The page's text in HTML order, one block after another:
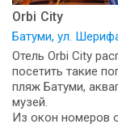
Orbi City
Батуми, ул.
Отель Orbi City
посетить такие
пляж Батуми,
музей.
Из окон номеров